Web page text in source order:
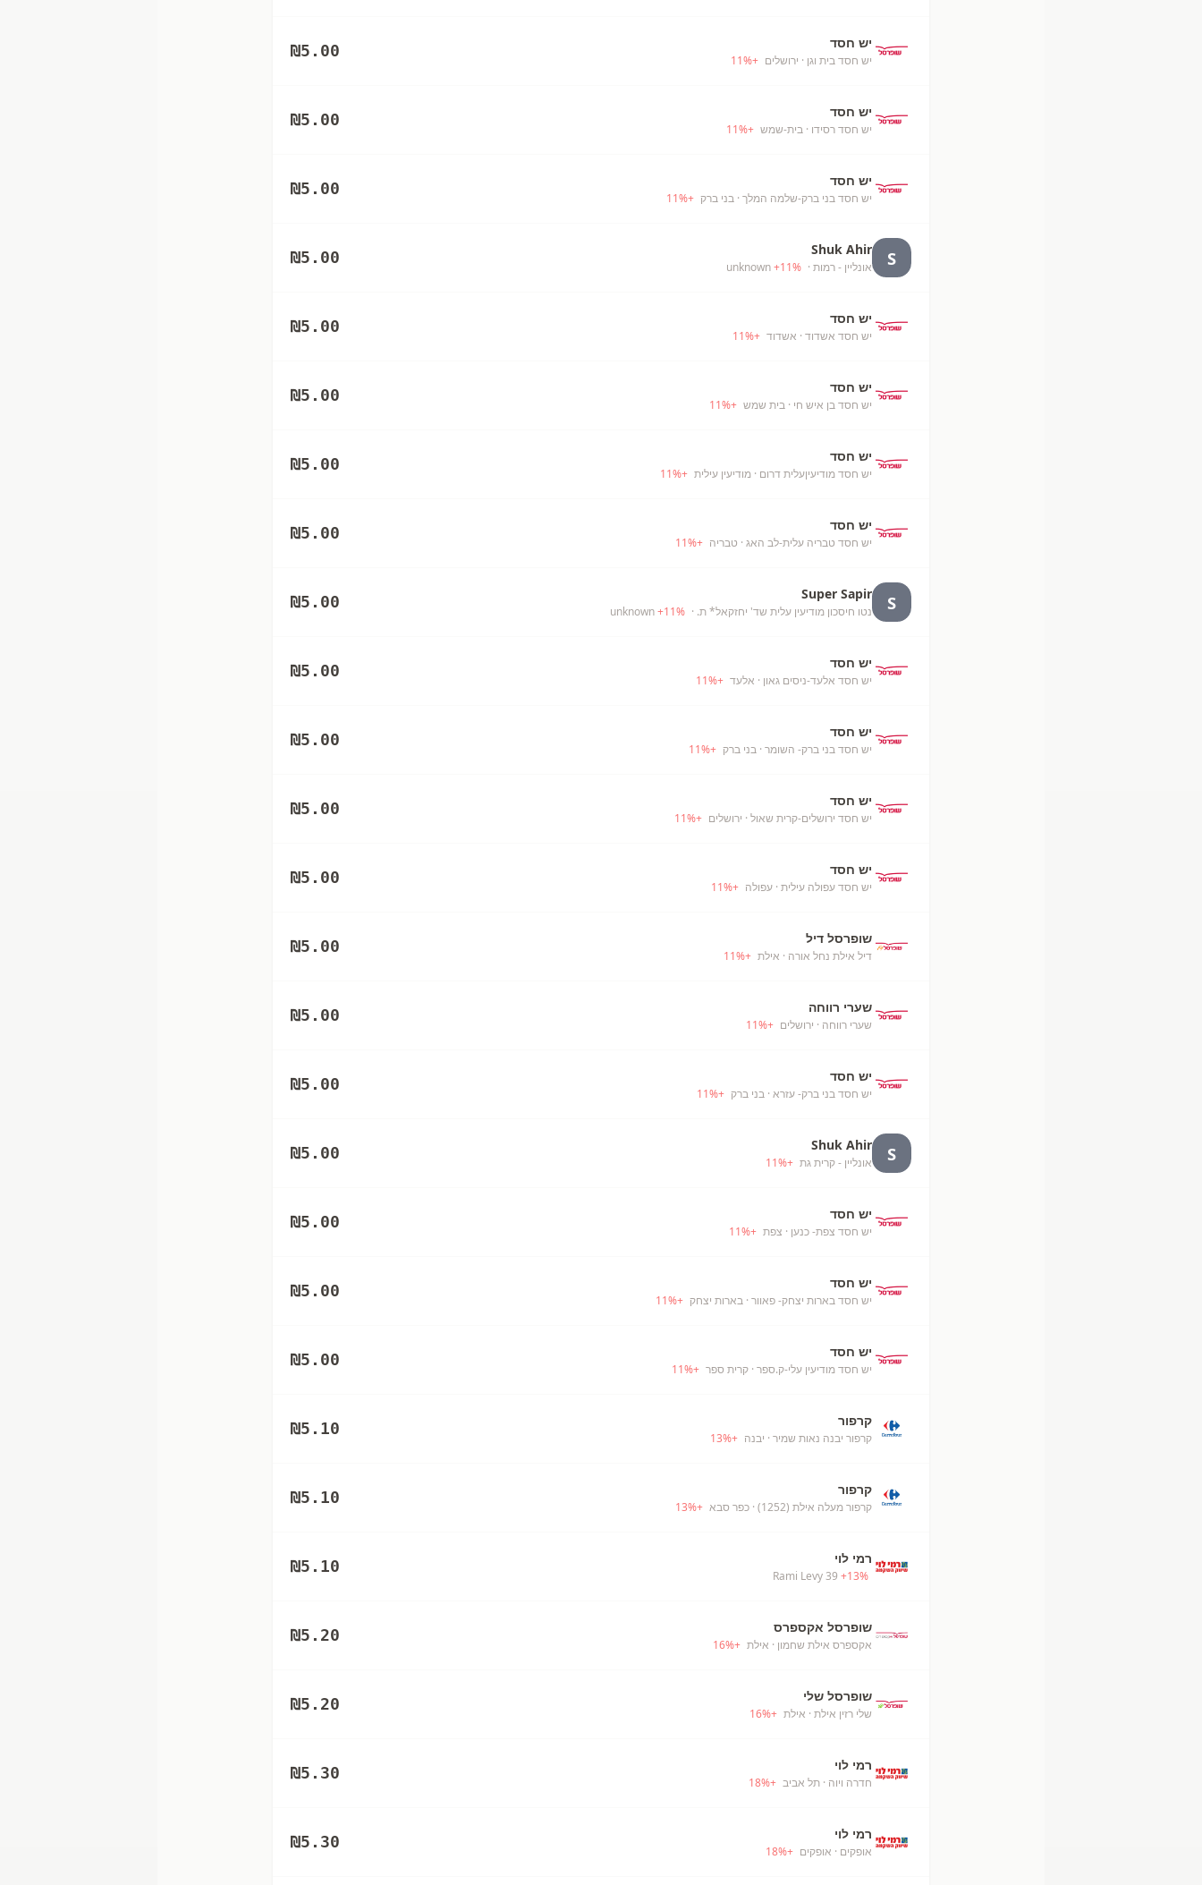
יש חסד
יש חסד בית וגן · ירושלים +
11%
₪5.00
יש חסד
יש חסד רסידו · בית-שמש +
11%
₪5.00
יש חסד
יש חסד בני ברק-שלמה המלך · בני ברק +
11%
₪5.00
S
Shuk Ahir
אונליין - רמות · unknown
+11%
₪5.00
יש חסד
יש חסד אשדוד · אשדוד +
11%
₪5.00
יש חסד
יש חסד בן איש חי · בית שמש +
11%
₪5.00
יש חסד
יש חסד מודיעיןעלית דרום · מודיעין עילית +
11%
₪5.00
יש חסד
יש חסד טבריה עלית-לב האג · טבריה +
11%
₪5.00
S
Super Sapir
נטו חיסכון מודיעין עלית שד' יחזקאל* ת. · unknown
+11%
₪5.00
יש חסד
יש חסד אלעד-ניסים גאון · אלעד +
11%
₪5.00
יש חסד
יש חסד בני ברק- השומר · בני ברק +
11%
₪5.00
יש חסד
יש חסד ירושלים-קרית שאול · ירושלים +
11%
₪5.00
יש חסד
יש חסד עפולה עילית · עפולה +
11%
₪5.00
שופרסל דיל
דיל אילת נחל אורה · אילת +
11%
₪5.00
שערי רווחה
שערי רווחה · ירושלים +
11%
₪5.00
יש חסד
יש חסד בני ברק- עזרא · בני ברק +
11%
₪5.00
S
Shuk Ahir
אונליין - קרית גת +
11%
₪5.00
יש חסד
יש חסד צפת- כנען · צפת +
11%
₪5.00
יש חסד
יש חסד בארות יצחק- פאוור · בארות יצחק +
11%
₪5.00
יש חסד
יש חסד מודיעין עלי-ק.ספר · קרית ספר +
11%
₪5.00
קרפור
קרפור יבנה נאות שמיר · יבנה +
13%
₪5.10
קרפור
קרפור מעלה אילת (1252) · כפר סבא +
13%
₪5.10
רמי לוי
Rami Levy 39 +13%
₪5.10
שופרסל אקספרס
אקספרס אילת שחמון · אילת +
16%
₪5.20
שופרסל שלי
שלי רזין אילת · אילת +
16%
₪5.20
רמי לוי
חדרה ויוה · תל אביב +
18%
₪5.30
רמי לוי
אופקים · אופקים +
18%
₪5.30